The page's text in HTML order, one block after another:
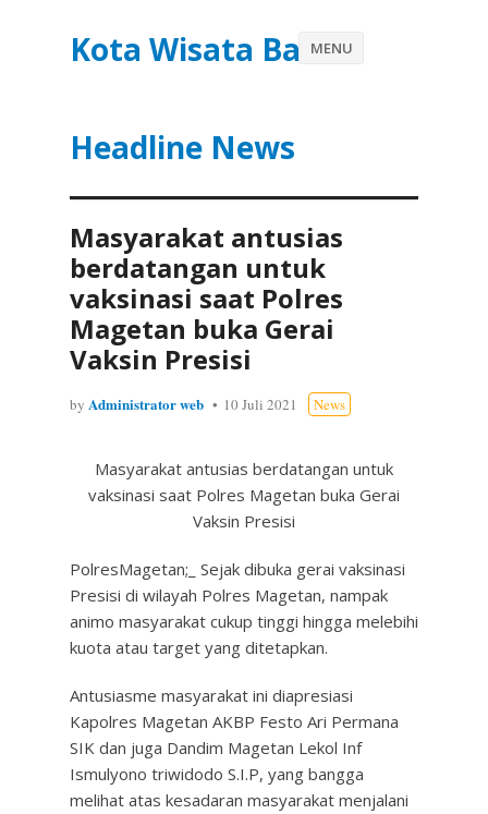
Kota Wisata Batu
Headline News
MENU
Masyarakat antusias
berdatangan untuk
vaksinasi saat Polres
Magetan buka Gerai
Vaksin Presisi
by Administrator web 10 Juli 2021 News
Masyarakat antusias berdatangan untuk
vaksinasi saat Polres Magetan buka Gerai
Vaksin Presisi
PolresMagetan;_ Sejak dibuka gerai vaksinasi
Presisi di wilayah Polres Magetan, nampak
animo masyarakat cukup tinggi hingga melebihi
kuota atau target yang ditetapkan.
Antusiasme masyarakat ini diapresiasi
Kapolres Magetan AKBP Festo Ari Permana
SIK dan juga Dandim Magetan Lekol Inf
Ismulyono triwidodo S.I.P, yang bangga
melihat atas kesadaran masyarakat menjalani